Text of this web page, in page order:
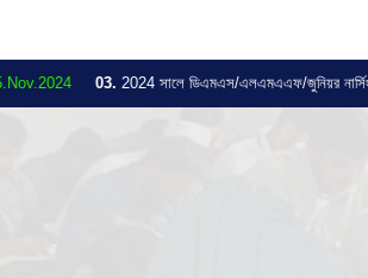
03.2024 সালে ডিএমএস/এলএমএএফ/জুনিয়র নার্সিং রেজিট্রেশন